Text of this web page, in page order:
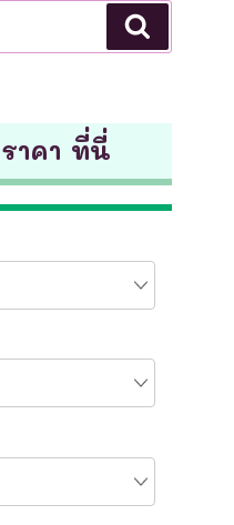
าคา ที่นี่